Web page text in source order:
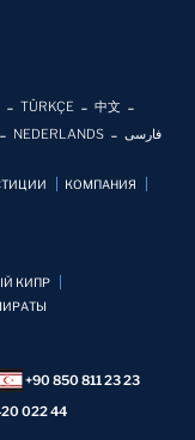
TÜRKÇE
中文
NEDERLANDS فارسی
КОМПАНИЯ
КИПР
+90 850 811 23 23
022 44